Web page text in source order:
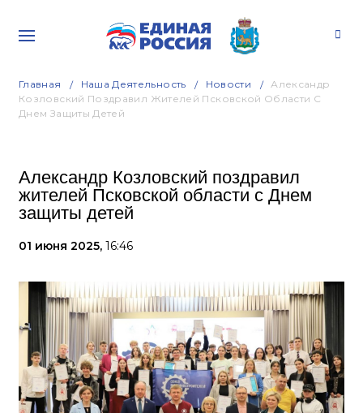
Главная Наша Деятельность Новости
Александр
Козловский Поздравил Жителей Псковской Области С
Днем Защиты Детей
Александр Козловский поздравил
жителей Псковской области с Днем
защиты детей
01 июня 2025, 16:46